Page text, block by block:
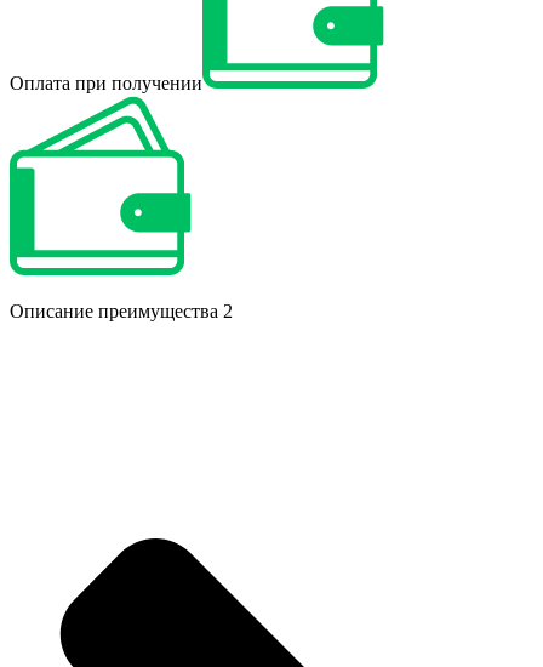
Оплата при получении
Описание преимущества 2